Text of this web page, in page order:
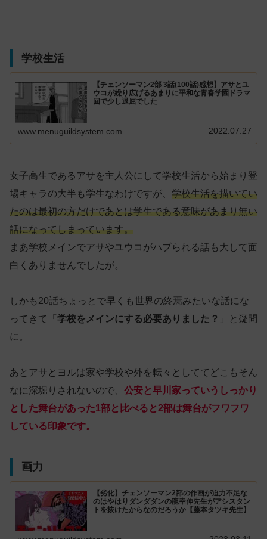
学校生活
【チェンソーマン2部 3話(100話)感想】アサとユ
ウコが繰り広げるあまりに平和な青春学園ドラマ
回で少し退屈でした
www.menuguildsystem.com 2022.07.27
女子高生であるアサを主人公にして学校生活から始まり登
場キャラの大半も学生なわけですが、 学校生活を描いてい
たのは最初の方だけであとは学生である意味があまり無い
話になってしまっています。
まあ学校メインでアサやユウコがハブられる話も大して面
白くありませんでしたが。
しかも20話ちょっとで早くも世界の終焉みたいな話にな
ってきて「 学校をメインにする必要ありました？ 」と疑問
に。
あとアサとヨルは家や学校や外を転々としててどこもそん
なに深堀りされないので、 公安と早川家っていうしっかり
とした舞台があった1部と比べると2部は舞台がフワフワ
している印象です。
画力
【劣化】チェンソーマン2部の作画が迫力不足な
のはやはりダンダダンの龍幸伸先生がアシスタン
トを抜けたからなのだろうか【藤本タツキ先生】